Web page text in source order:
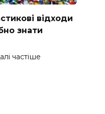
відходи
знати
частіше